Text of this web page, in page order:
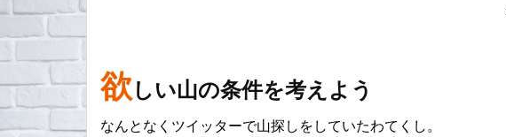
欲しい山の条件を考えよう
なんとなくツイッターで山探しをしていたわてくし。